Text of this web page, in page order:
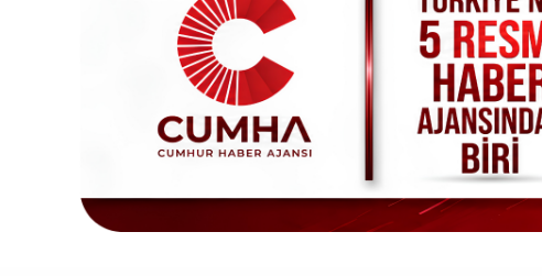
Sivil Toplum Kuruluşları
Kamu Kurumları ve Üst Kurullar
Resmi Reklamlar